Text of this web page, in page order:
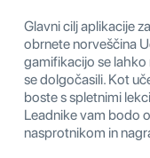
Glavni cilj aplikacije
obrnete norveščina
gamifikacijo se lahko
se dolgočasili. Kot
boste s spletnimi
Leadnike vam bodo
nasprotnikom in